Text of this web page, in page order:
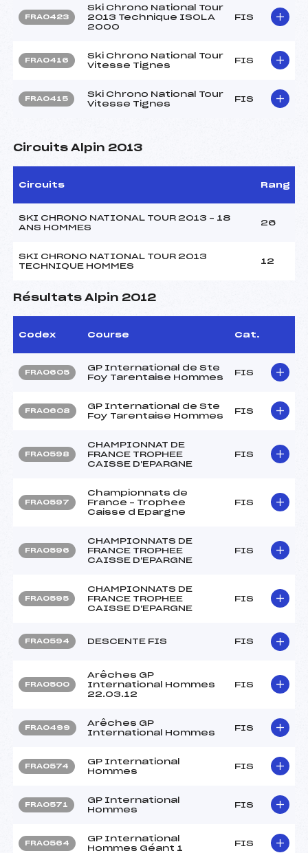
FRA0423
Ski Chrono National Tour
2013 Technique ISOLA
2000
FIS
FRA0416
Ski Chrono National Tour
Vitesse Tignes
FIS
FRA0415
Ski Chrono National Tour
Vitesse Tignes
FIS
Circuits Alpin 2013
Circuits Rang
SKI CHRONO NATIONAL TOUR 2013 – 18
ANS HOMMES
26
SKI CHRONO NATIONAL TOUR 2013
TECHNIQUE HOMMES
12
Résultats Alpin 2012
Codex Course Cat.
FRA0605
GP International de Ste
Foy Tarentaise Hommes
FIS
FRA0608
GP International de Ste
Foy Tarentaise Hommes
FIS
FRA0598
CHAMPIONNAT DE
FRANCE TROPHEE
CAISSE D'EPARGNE
FIS
FRA0597
Championnats de
France – Trophee
Caisse d Epargne
FIS
FRA0596
CHAMPIONNATS DE
FRANCE TROPHEE
CAISSE D'EPARGNE
FIS
FRA0595
CHAMPIONNATS DE
FRANCE TROPHEE
CAISSE D'EPARGNE
FIS
FRA0594 DESCENTE FIS FIS
FRA0500
Arêches GP
International Hommes
22.03.12
FIS
FRA0499
Arêches GP
International Hommes
FIS
FRA0574
GP International
Hommes
FIS
FRA0571
GP International
Hommes
FIS
FRA0564
GP International
Hommes Géant 1
FIS